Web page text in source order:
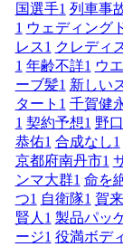
国選手1 列車事
1 ウェディング
レス1 クレディ
1 年齢不詳1 ウエ
ーブ髪1 新しい
タート 1 千賀健
1 契約予想1 野口
恭佑1 合成なし1
京都府南丹市1
ンマ大群1 命を
つ1 自衛隊1 賀来
賢人 1 製品パッ
ージ1 役満ボデ